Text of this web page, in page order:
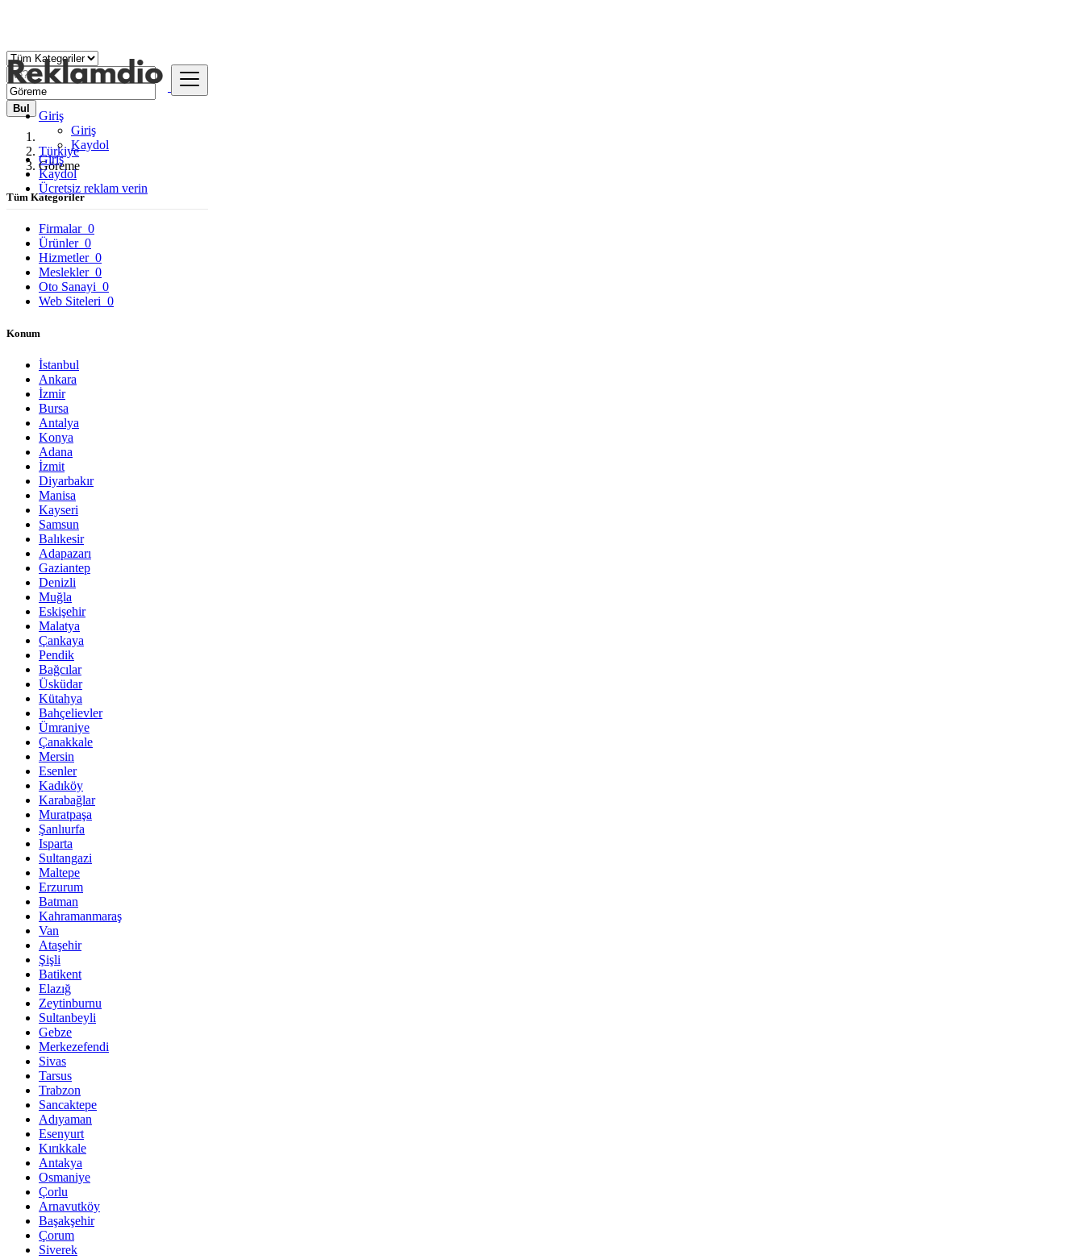
Giriş
Giriş
Kaydol
Giriş
Kaydol
Ücretsiz reklam verin
Bul
Türkiye
Göreme
Tüm Kategoriler
Firmalar 0
Ürünler 0
Hizmetler 0
Meslekler 0
Oto Sanayi 0
Web Siteleri 0
Konum
İstanbul
Ankara
İzmir
Bursa
Antalya
Konya
Adana
İzmit
Diyarbakır
Manisa
Kayseri
Samsun
Balıkesir
Adapazarı
Gaziantep
Denizli
Muğla
Eskişehir
Malatya
Çankaya
Pendik
Bağcılar
Üsküdar
Kütahya
Bahçelievler
Ümraniye
Çanakkale
Mersin
Esenler
Kadıköy
Karabağlar
Muratpaşa
Şanlıurfa
Isparta
Sultangazi
Maltepe
Erzurum
Batman
Kahramanmaraş
Van
Ataşehir
Şişli
Batikent
Elazığ
Zeytinburnu
Sultanbeyli
Gebze
Merkezefendi
Sivas
Tarsus
Trabzon
Sancaktepe
Adıyaman
Esenyurt
Kırıkkale
Antakya
Osmaniye
Çorlu
Arnavutköy
Başakşehir
Çorum
Siverek